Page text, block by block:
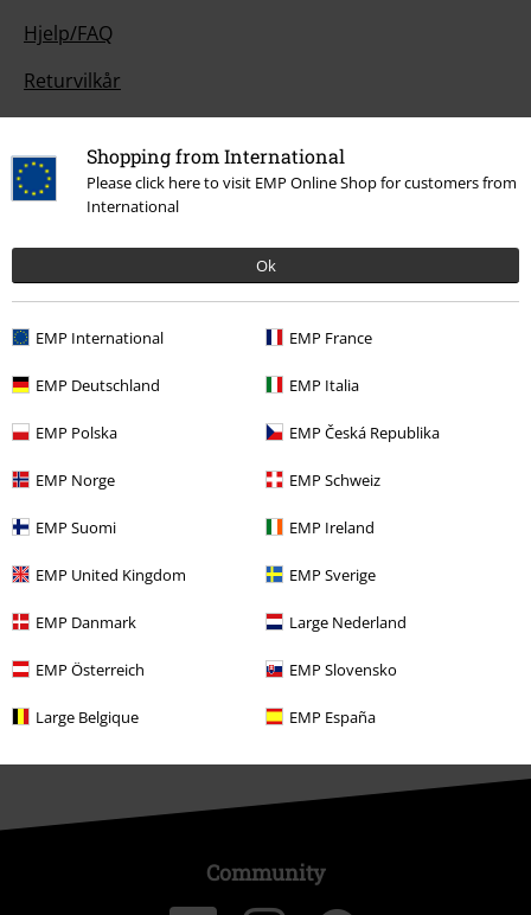
Shopping from International
Please click here to visit EMP Online Shop for customers from
International
Ok
EMP International EMP France
EMP Deutschland EMP Italia
EMP Polska EMP Česká Republika
EMP Norge EMP Schweiz
EMP Suomi EMP Ireland
EMP United Kingdom EMP Sverige
EMP Danmark Large Nederland
EMP Österreich EMP Slovensko
Large Belgique EMP España
Hjelp/FAQ
Returvilkår
Generell størrelsesguide
Tilbud til deg
Konkurranser
Gavekort
Om EMP
Partnerprogrammer
Bærekraftighet
Community